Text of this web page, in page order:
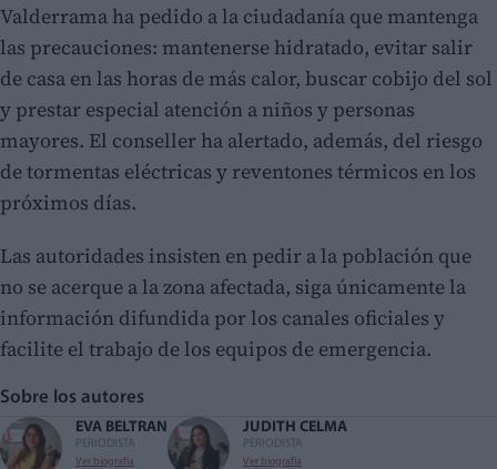
Valderrama ha pedido a la ciudadanía que mantenga
las precauciones: mantenerse hidratado, evitar salir
de casa en las horas de más calor, buscar cobijo del sol
y prestar especial atención a niños y personas
mayores. El conseller ha alertado, además, del riesgo
de tormentas eléctricas y reventones térmicos en los
próximos días.
Las autoridades insisten en pedir a la población que
no se acerque a la zona afectada, siga únicamente la
información difundida por los canales oficiales y
facilite el trabajo de los equipos de emergencia.
Sobre los autores
EVA BELTRAN
PERIODISTA
Ver biografía
JUDITH CELMA
PERIODISTA
Ver biografía